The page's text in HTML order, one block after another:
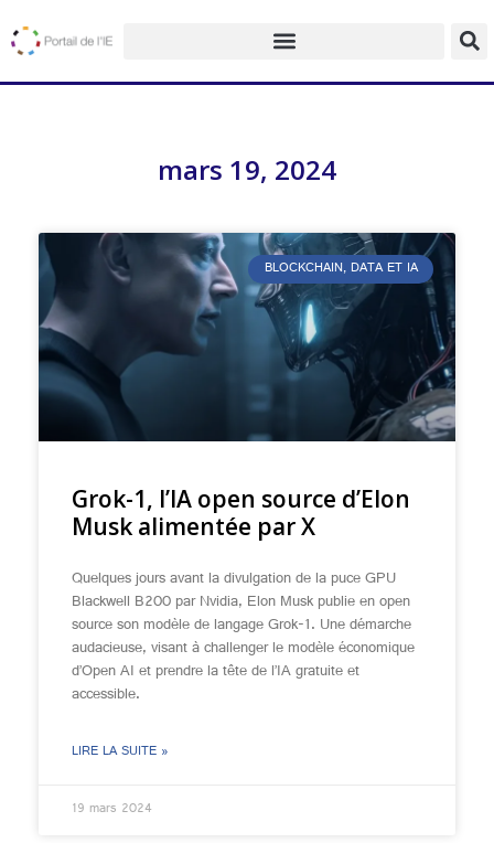
mars 19, 2024
BLOCKCHAIN, DATA ET IA
Grok-1, l’IA open source d’Elon
Musk alimentée par X
Quelques jours avant la divulgation de la puce GPU
Blackwell B200 par Nvidia, Elon Musk publie en open
source son modèle de langage Grok-1. Une démarche
audacieuse, visant à challenger le modèle économique
d’Open AI et prendre la tête de l’IA gratuite et
accessible.
LIRE LA SUITE »
19 mars 2024